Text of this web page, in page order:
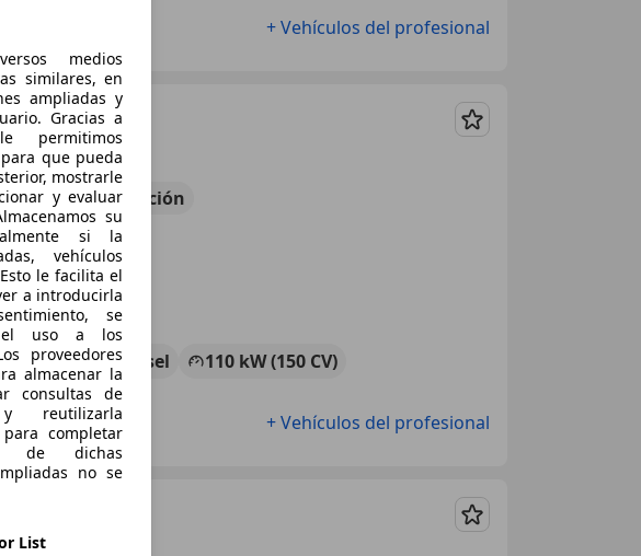
+ Vehículos del profesional
Guardar
Sin comparación
km Diésel
110 kW (150 CV)
+ Vehículos del profesional
Guardar
medios
similares, en
ampliadas y
Gracias a
permitimos
que pueda
mostrarle
y evaluar
su
si la
vehículos
le facilita el
a introducirla
se
el uso a los
proveedores
almacenar la
consultas de
reutilizarla
completar
de dichas
no se
List